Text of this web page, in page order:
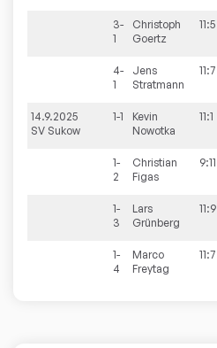
3-
1
Christoph
Goertz
11:5
4-
1
Jens
Stratmann
11:7
14.9.2025
SV Sukow
1-1
Kevin
Nowotka
11:1
1-
2
Christian
Figas
9:11
1-
3
Lars
Grünberg
11:9
1-
4
Marco
Freytag
11:7